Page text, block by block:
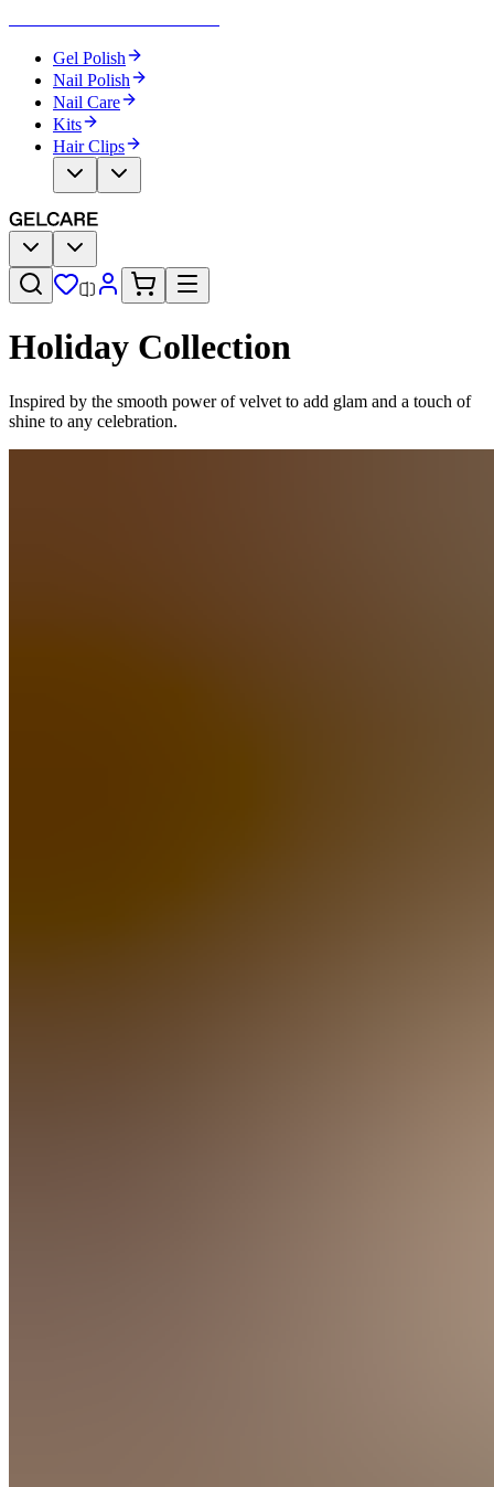
Gel Polish
Nail Polish
Nail Care
Kits
Hair Clips
Holiday Collection​​​​‌ ‍ ​‍​‍‌‍ ‌ ​‍‌‍‍‌‌‍‌ ‌‍‍‌‌‍ ‍​‍​‍​ ‍‍​‍​‍‌ ​ ‌‍​‌‌‍ ‍‌‍‍‌‌ ‌​‌ ‍‌​‍ ‍‌‍‍‌‌‍ ​‍​‍​‍ ​​‍​‍‌‍‍​‌ ​‍‌‍‌‌‌‍‌‍​‍​‍​ ‍‍​‍​‍‌‍‍​‌ ‌​‌ ‌​‌ ​​‌ ​ ​ ‍‍​‍ ​‍ ‌‍‌ ‌‍‌‌‌‍ ​‌‍​ ‌‍​‌‌ ​‍‌‍‌‌​‍ ‍‌ ​ ‌‍​‌‌‍ ‍‌‍‍‌‌ ‌​‌ ‍‌​‍ ‍‌ ​ ‌ ‌​‌ ‌‌‌‍‌​‌‍‍‌‌‍ ​‍ ‌‍‍‌‌‍ ‍‌ ‌​‌‍‌‌‌‍ ‍‌ ‌​​‍ ‌‍‌‌‌‍‌​‌‍‍‌‌ ‌​​‍ ‌‍ ‌‌‍ ‌‍‌​‌‍‌‌​ ‌‌ ​​‌ ​‍‌‍‌‌‌ ​ ‌‍‌‌‌‍ ‍‌ ‌​‌‍​‌‌ ‌​‌‍‍‌‌‍ ‌‍ ‍​ ‍ ‌‍‍‌‌‍‌​​ ‌‌ ​ ‌‍‍​‌‍ ‌ ​​‌‍‍‌‌‍‌‍‌ ‍‌‌​​ ‌‍ ‌‍ ​‌‍ ​‌‍‌‌‌‍​ ‌ ‌​‌‍‍‌‌‍ ‌‍ ‍​‍ ‌​ ‌​​ ‌ ​ ​ ​ ​‌​ ‌​​ ​ ​ ‌ ​ ‌ ​ ​‌​ ‌​​ ​‍​ ‍‌​ ‍ ‌ ‌​‌ ‍‌‌ ​​‌‍‌‌​ ‌‌‍​ ‌‍ ‌‍ ​‌‍ ​‌‍‌‌‌‍​ ‌ ‌​‌‍‍‌‌‍ ‌‍ ‍​ ‍ ‌ ​​‌‍​‌‌ ‌​‌‍‍​​ ‌‌‍‍​‌‍‌‌‌ ​‍‌‍ ​‍ ‍‌ ‌​‌‍‍‌‌ ‌​‌‍ ​‌‍‌‌​‍‌‌​ ‌‌‌​​‍‌‌ ‌‍‍ ‌‍‌‌‌ ‍‌​‍‌‌​ ​ ‌​‌​​‍‌‌​ ​ ‌​‌​​‍‌‌​ ​‍​ ​‍‌‍‌‌‌‍ ‍​‍‌‌​ ​‍​ ​‍​‍‌‌​ ‌‌‌​‌​​‍ ‍‌ ‌‍‌‍​‌‌‍ ​‌ ‌‌‌‍‌‌​ ‌‍​‍‌‍​‌‌ ​ ‌‍‌‌‌‌‌‌‌ ​‍‌‍ ​​ ‌‌‍‍​‌ ‌​‌ ‌​‌ ​​‌ ​ ​‍‌‌​ ​ ‌​​‌​‍‌‌​ ​‍‌​‌‍​‍‌‌​ ​‍‌​‌‍‌‍‌ ‌‍‌‌‌‍ ​‌‍​ ‌‍​‌‌ ​‍‌‍‌‌​‍ ‍‌ ​ ‌‍​‌‌‍ ‍‌‍‍‌‌ ‌​‌ ‍‌​‍ ‍‌ ​ ‌ ‌​‌ ‌‌‌‍‌​‌‍‍‌‌‍ ​‍‌‍‌‍‍‌‌‍‌​​ ‌‌ ​ ‌‍‍​‌‍ ‌ ​​‌‍‍‌‌‍‌‍‌ ‍‌‌​​ ‌‍ ‌‍ ​‌‍ ​‌‍‌‌‌‍​ ‌ ‌​‌‍‍‌‌‍ ‌‍ ‍​‍ ‌​ ‌​​ ‌ ​ ​ ​ ​‌​ ‌​​ ​ ​ ‌ ​ ‌ ​ ​‌​ ‌​​ ​‍​ ‍‌​‍‌‍‌ ‌​‌ ‍‌‌ ​​‌‍‌‌​ ‌‌‍​ ‌‍ ‌‍ ​‌‍ ​‌‍‌‌‌‍​ ‌ ‌​‌‍‍‌‌‍ ‌‍ ‍​‍‌‍‌ ​​‌‍​‌‌ ‌​‌‍‍​​ ‌‌‍‍​‌‍‌‌‌ ​‍‌‍ ​‍ ‍‌ ‌​‌‍‍‌‌ ‌​‌‍ ​‌‍‌‌​‍‌‌​ ‌‌‌​​‍‌‌ ‌‍‍ ‌‍‌‌‌ ‍‌​‍‌‌​ ​ ‌​‌​​‍‌‌​ ​ ‌​‌​​‍‌‌​ ​‍​ ​‍‌‍‌‌‌‍ ‍​‍‌‌​ ​‍​ ​‍​‍‌‌​ ‌‌‌​‌​​‍ ‍‌ ‌‍‌‍​‌‌‍ ​‌ ‌‌‌‍‌‌​‍‌‍‌ ​​‌‍‌‌‌ ​‍‌ ​ ‌ ​​‌‍‌‌‌‍​ ‌ ‌​‌‍‍‌‌ ‌‍‌‍‌‌​ ‌‌ ​​‌ ‌‌‌‍​‍‌‍ ​‌‍‍‌‌ ​ ‌‍‍​‌‍‌‌‌‍‌​​‍​‍‌ ‌
Inspired by the smooth power of velvet to add glam and a touch of
shine to any celebration.​​​​‌ ‍ ​‍​‍‌‍ ‌ ​‍‌‍‍‌‌‍‌ ‌‍‍‌‌‍ ‍​‍​‍​ ‍‍​‍​‍‌ ​ ‌‍​‌‌‍ ‍‌‍‍‌‌ ‌​‌ ‍‌​‍ ‍‌‍‍‌‌‍ ​‍​‍​‍ ​​‍​‍‌‍‍​‌ ​‍‌‍‌‌‌‍‌‍​‍​‍​ ‍‍​‍​‍‌‍‍​‌ ‌​‌ ‌​‌ ​​‌ ​ ​ ‍‍​‍ ​‍ ‌‍‌ ‌‍‌‌‌‍ ​‌‍​ ‌‍​‌‌ ​‍‌‍‌‌​‍ ‍‌ ​ ‌‍​‌‌‍ ‍‌‍‍‌‌ ‌​‌ ‍‌​‍ ‍‌ ​ ‌ ‌​‌ ‌‌‌‍‌​‌‍‍‌‌‍ ​‍ ‌‍‍‌‌‍ ‍‌ ‌​‌‍‌‌‌‍ ‍‌ ‌​​‍ ‌‍‌‌‌‍‌​‌‍‍‌‌ ‌​​‍ ‌‍ ‌‌‍ ‌‍‌​‌‍‌‌​ ‌‌ ​​‌ ​‍‌‍‌‌‌ ​ ‌‍‌‌‌‍ ‍‌ ‌​‌‍​‌‌ ‌​‌‍‍‌‌‍ ‌‍ ‍​ ‍ ‌‍‍‌‌‍‌​​ ‌‌ ​ ‌‍‍​‌‍ ‌ ​​‌‍‍‌‌‍‌‍‌ ‍‌‌​​ ‌‍ ‌‍ ​‌‍ ​‌‍‌‌‌‍​ ‌ ‌​‌‍‍‌‌‍ ‌‍ ‍​‍ ‌​ ‌​​ ‌ ​ ​ ​ ​‌​ ‌​​ ​ ​ ‌ ​ ‌ ​ ​‌​ ‌​​ ​‍​ ‍‌​ ‍ ‌ ‌​‌ ‍‌‌ ​​‌‍‌‌​ ‌‌‍​ ‌‍ ‌‍ ​‌‍ ​‌‍‌‌‌‍​ ‌ ‌​‌‍‍‌‌‍ ‌‍ ‍​ ‍ ‌ ​​‌‍​‌‌ ‌​‌‍‍​​ ‌‌‍‍​‌‍‌‌‌ ​‍‌‍ ​‍ ‍‌‍‌​‌‍‌‌‌ ​ ‌‍​ ‌ ​‍‌‍‍‌‌ ​​‌ ‌​‌‍‍‌‌‍ ‌‍ ‍​‍‌‌​ ‌‌‌​​‍‌‌ ‌‍‍ ‌‍‌‌‌ ‍‌​‍‌‌​ ​ ‌​‌​​‍‌‌​ ​ ‌​‌​​‍‌‌​ ​‍​ ​‍‌‍‌‌‌‍ ‍​‍‌‌​ ​‍​ ​‍​‍‌‌​ ‌‌‌​‌​​‍ ‍‌ ‌‍‌‍​‌‌‍ ​‌ ‌‌‌‍‌‌​‍‌‌​ ‌‌‌​​‍‌‌ ‌‍‍ ‌‍‌‌‌ ‍‌​‍‌‌​ ​ ‌​‌​​‍‌‌​ ​ ‌​‌​​‍‌‌​ ​‍​ ​‍​ ​​​ ‌​​ ‌ ​ ​‌​ ​ ‌‍​ ‌‍‌‍‌‍​‌‌‍‌‍‌‍​ ​ ​​​ ​​​‍‌‌​ ​‍​ ​‍​‍‌‌​ ‌‌‌​‌​​‍ ‍‌‍​ ‌‍‍​‌‍‍‌‌‍ ​‌‍‌​‌ ​‍‌‍‌‌‌‍ ‍​‍‌‌​ ‌‌‌​​‍‌‌ ‌‍‍ ‌‍‌‌‌ ‍‌​‍‌‌​ ​ ‌​‌​​‍‌‌​ ​ ‌​‌​​‍‌‌​ ​‍​ ​‍‌‍‌‍​ ‌‍‌‍​‌‌‍‌​‌‍‌‌​ ‌‌​ ​‌‌‍‌​​ ​​​ ​‍​ ​​‌‍‌‍​ ​​​‍‌‌​ ​‍​ ​‍​‍‌‌​ ‌‌‌​‌​​‍ ‍‌ ‌​‌‍‌‌‌ ‍​‌ ‌​​ ‌‍​‍‌‍​‌‌ ​ ‌‍‌‌‌‌‌‌‌ ​‍‌‍ ​​ ‌‌‍‍​‌ ‌​‌ ‌​‌ ​​‌ ​ ​‍‌‌​ ​ ‌​​‌​‍‌‌​ ​‍‌​‌‍​‍‌‌​ ​‍‌​‌‍‌‍‌ ‌‍‌‌‌‍ ​‌‍​ ‌‍​‌‌ ​‍‌‍‌‌​‍ ‍‌ ​ ‌‍​‌‌‍ ‍‌‍‍‌‌ ‌​‌ ‍‌​‍ ‍‌ ​ ‌ ‌​‌ ‌‌‌‍‌​‌‍‍‌‌‍ ​‍‌‍‌‍‍‌‌‍‌​​ ‌‌ ​ ‌‍‍​‌‍ ‌ ​​‌‍‍‌‌‍‌‍‌ ‍‌‌​​ ‌‍ ‌‍ ​‌‍ ​‌‍‌‌‌‍​ ‌ ‌​‌‍‍‌‌‍ ‌‍ ‍​‍ ‌​ ‌​​ ‌ ​ ​ ​ ​‌​ ‌​​ ​ ​ ‌ ​ ‌ ​ ​‌​ ‌​​ ​‍​ ‍‌​‍‌‍‌ ‌​‌ ‍‌‌ ​​‌‍‌‌​ ‌‌‍​ ‌‍ ‌‍ ​‌‍ ​‌‍‌‌‌‍​ ‌ ‌​‌‍‍‌‌‍ ‌‍ ‍​‍‌‍‌ ​​‌‍​‌‌ ‌​‌‍‍​​ ‌‌‍‍​‌‍‌‌‌ ​‍‌‍ ​‍ ‍‌‍‌​‌‍‌‌‌ ​ ‌‍​ ‌ ​‍‌‍‍‌‌ ​​‌ ‌​‌‍‍‌‌‍ ‌‍ ‍​‍‌‌​ ‌‌‌​​‍‌‌ ‌‍‍ ‌‍‌‌‌ ‍‌​‍‌‌​ ​ ‌​‌​​‍‌‌​ ​ ‌​‌​​‍‌‌​ ​‍​ ​‍‌‍‌‌‌‍ ‍​‍‌‌​ ​‍​ ​‍​‍‌‌​ ‌‌‌​‌​​‍ ‍‌ ‌‍‌‍​‌‌‍ ​‌ ‌‌‌‍‌‌​‍‌‌​ ‌‌‌​​‍‌‌ ‌‍‍ ‌‍‌‌‌ ‍‌​‍‌‌​ ​ ‌​‌​​‍‌‌​ ​ ‌​‌​​‍‌‌​ ​‍​ ​‍​ ​​​ ‌​​ ‌ ​ ​‌​ ​ ‌‍​ ‌‍‌‍‌‍​‌‌‍‌‍‌‍​ ​ ​​​ ​​​‍‌‌​ ​‍​ ​‍​‍‌‌​ ‌‌‌​‌​​‍ ‍‌‍​ ‌‍‍​‌‍‍‌‌‍ ​‌‍‌​‌ ​‍‌‍‌‌‌‍ ‍​‍‌‌​ ‌‌‌​​‍‌‌ ‌‍‍ ‌‍‌‌‌ ‍‌​‍‌‌​ ​ ‌​‌​​‍‌‌​ ​ ‌​‌​​‍‌‌​ ​‍​ ​‍‌‍‌‍​ ‌‍‌‍​‌‌‍‌​‌‍‌‌​ ‌‌​ ​‌‌‍‌​​ ​​​ ​‍​ ​​‌‍‌‍​ ​​​‍‌‌​ ​‍​ ​‍​‍‌‌​ ‌‌‌​‌​​‍ ‍‌ ‌​‌‍‌‌‌ ‍​‌ ‌​​‍‌‍‌ ​​‌‍‌‌‌ ​‍‌ ​ ‌ ​​‌‍‌‌‌‍​ ‌ ‌​‌‍‍‌‌ ‌‍‌‍‌‌​ ‌‌ ​​‌ ‌‌‌‍​‍‌‍ ​‌‍‍‌‌ ​ ‌‍‍​‌‍‌‌‌‍‌​​‍​‍‌ ‌